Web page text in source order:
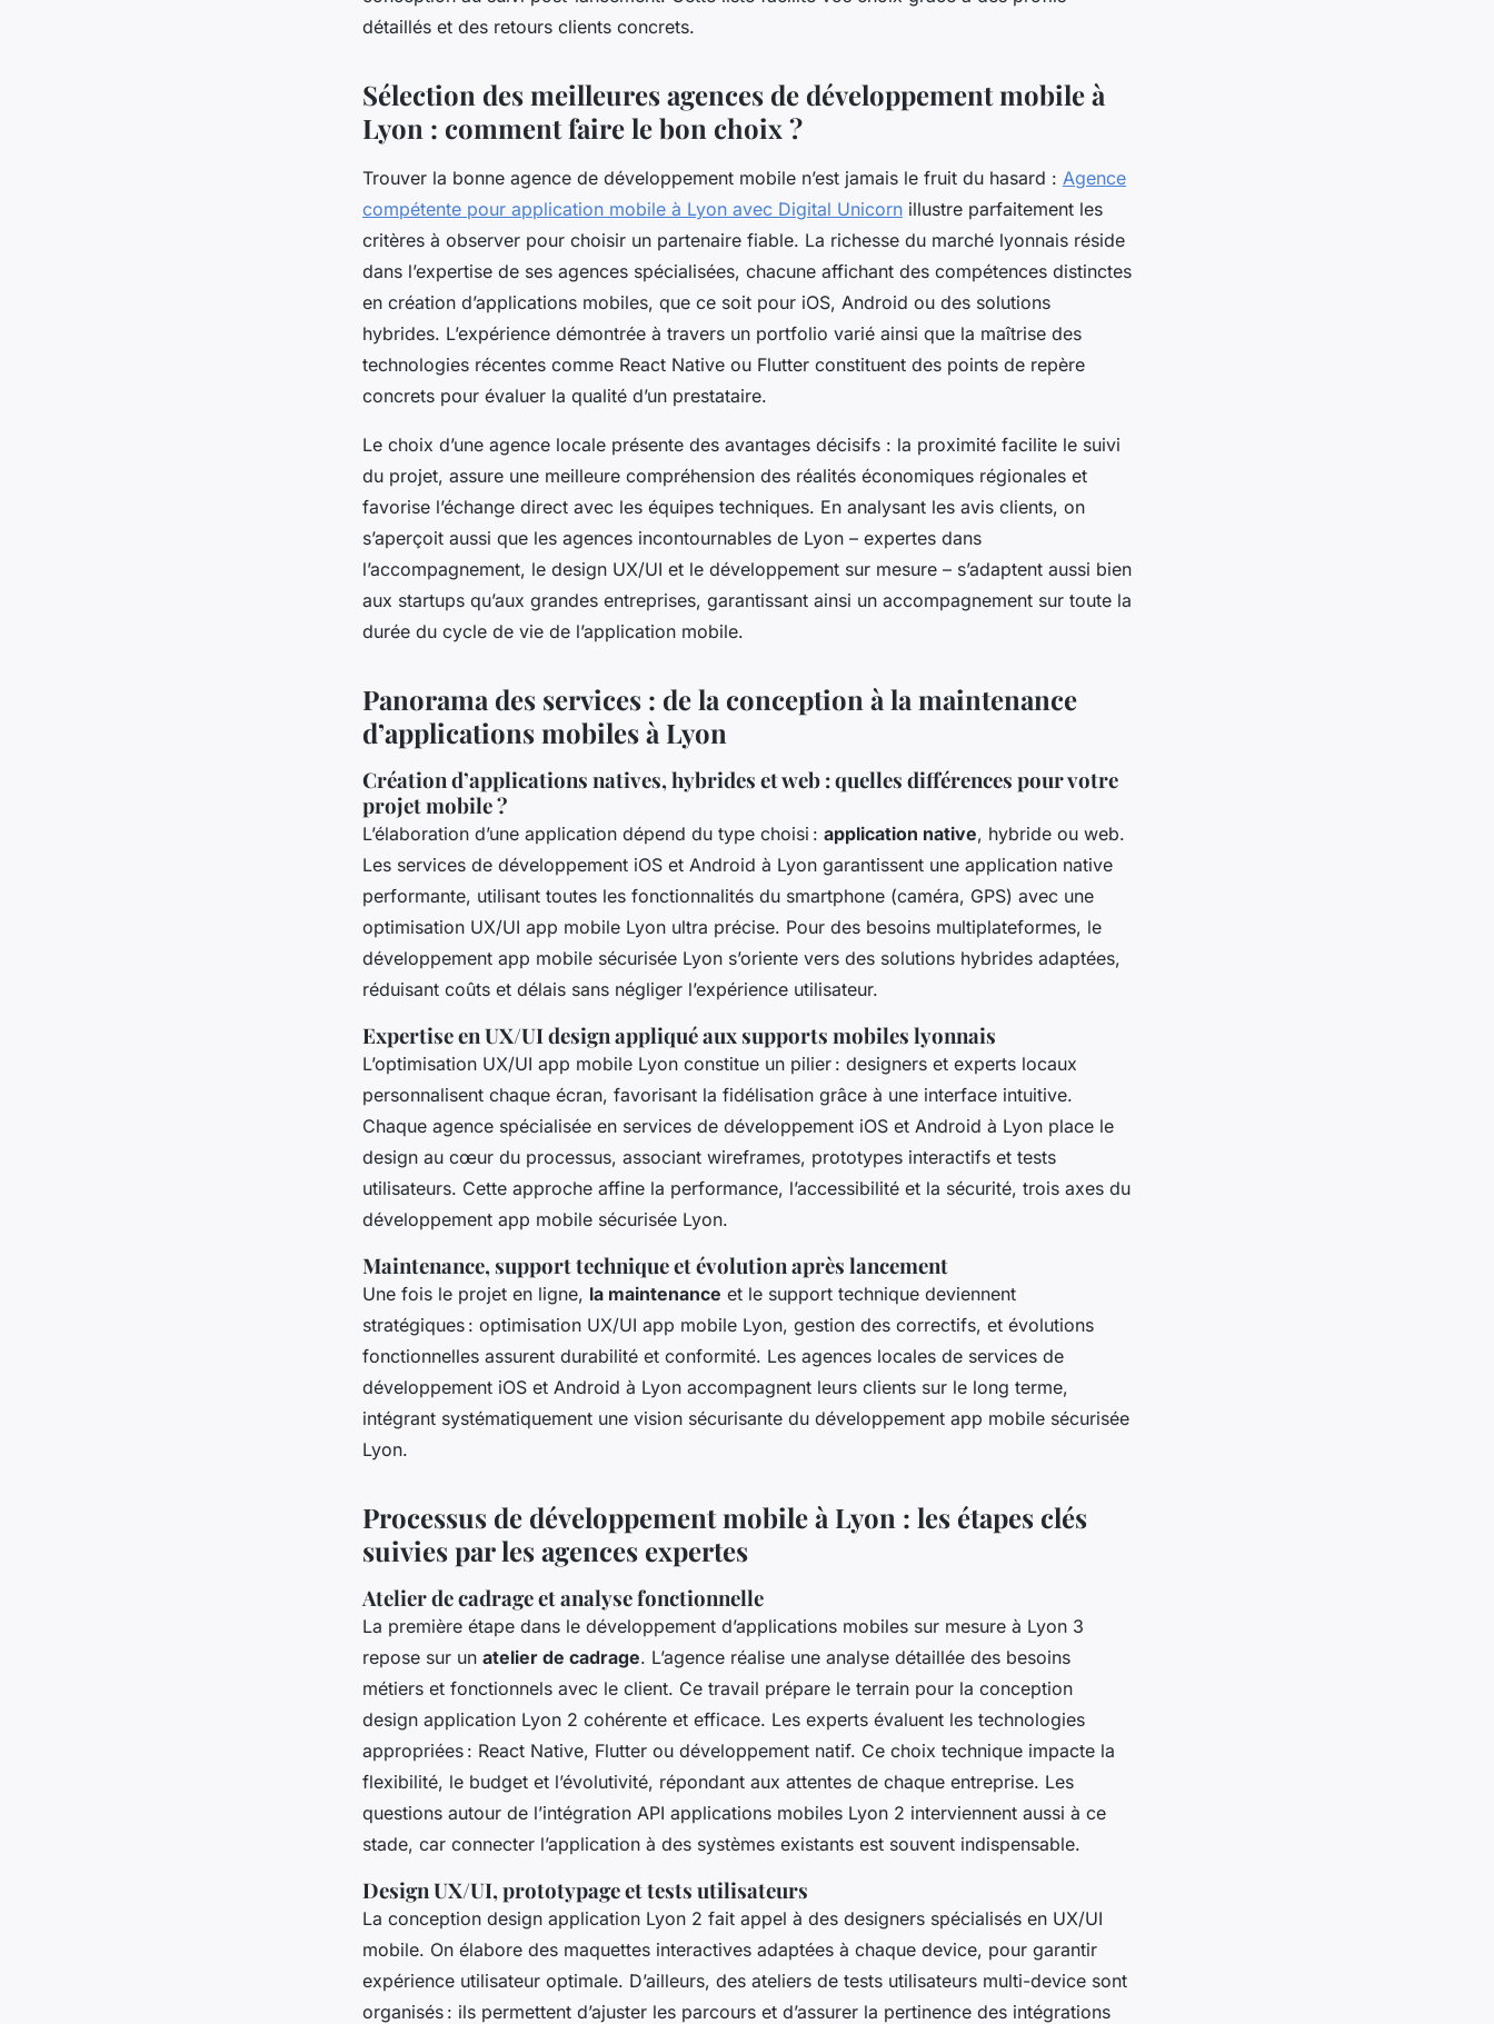
détaillés et des retours clients concrets.
Sélection des meilleures agences de développement mobile à
Lyon : comment faire le bon choix ?
Trouver la bonne agence de développement mobile n’est jamais le fruit du hasard : Agence
compétente pour application mobile à Lyon avec Digital Unicorn illustre parfaitement les
critères à observer pour choisir un partenaire fiable. La richesse du marché lyonnais réside
dans l’expertise de ses agences spécialisées, chacune affichant des compétences distinctes
en création d’applications mobiles, que ce soit pour iOS, Android ou des solutions
hybrides. L’expérience démontrée à travers un portfolio varié ainsi que la maîtrise des
technologies récentes comme React Native ou Flutter constituent des points de repère
concrets pour évaluer la qualité d’un prestataire.
Le choix d’une agence locale présente des avantages décisifs : la proximité facilite le suivi
du projet, assure une meilleure compréhension des réalités économiques régionales et
favorise l’échange direct avec les équipes techniques. En analysant les avis clients, on
s’aperçoit aussi que les agences incontournables de Lyon – expertes dans
l’accompagnement, le design UX/UI et le développement sur mesure – s’adaptent aussi bien
aux startups qu’aux grandes entreprises, garantissant ainsi un accompagnement sur toute la
durée du cycle de vie de l’application mobile.
Panorama des services : de la conception à la maintenance
d’applications mobiles à Lyon
Création d’applications natives, hybrides et web : quelles différences pour votre
projet mobile ?
L’élaboration d’une application dépend du type choisi : application native, hybride ou web.
Les services de développement iOS et Android à Lyon garantissent une application native
performante, utilisant toutes les fonctionnalités du smartphone (caméra, GPS) avec une
optimisation UX/UI app mobile Lyon ultra précise. Pour des besoins multiplateformes, le
développement app mobile sécurisée Lyon s’oriente vers des solutions hybrides adaptées,
réduisant coûts et délais sans négliger l’expérience utilisateur.
Expertise en UX/UI design appliqué aux supports mobiles lyonnais
L’optimisation UX/UI app mobile Lyon constitue un pilier : designers et experts locaux
personnalisent chaque écran, favorisant la fidélisation grâce à une interface intuitive.
Chaque agence spécialisée en services de développement iOS et Android à Lyon place le
design au cœur du processus, associant wireframes, prototypes interactifs et tests
utilisateurs. Cette approche affine la performance, l’accessibilité et la sécurité, trois axes du
développement app mobile sécurisée Lyon.
Maintenance, support technique et évolution après lancement
Une fois le projet en ligne, la maintenance et le support technique deviennent
stratégiques : optimisation UX/UI app mobile Lyon, gestion des correctifs, et évolutions
fonctionnelles assurent durabilité et conformité. Les agences locales de services de
développement iOS et Android à Lyon accompagnent leurs clients sur le long terme,
intégrant systématiquement une vision sécurisante du développement app mobile sécurisée
Lyon.
Processus de développement mobile à Lyon : les étapes clés
suivies par les agences expertes
Atelier de cadrage et analyse fonctionnelle
La première étape dans le développement d’applications mobiles sur mesure à Lyon 3
repose sur un atelier de cadrage. L’agence réalise une analyse détaillée des besoins
métiers et fonctionnels avec le client. Ce travail prépare le terrain pour la conception
design application Lyon 2 cohérente et efficace. Les experts évaluent les technologies
appropriées : React Native, Flutter ou développement natif. Ce choix technique impacte la
flexibilité, le budget et l’évolutivité, répondant aux attentes de chaque entreprise. Les
questions autour de l’intégration API applications mobiles Lyon 2 interviennent aussi à ce
stade, car connecter l’application à des systèmes existants est souvent indispensable.
Design UX/UI, prototypage et tests utilisateurs
La conception design application Lyon 2 fait appel à des designers spécialisés en UX/UI
mobile. On élabore des maquettes interactives adaptées à chaque device, pour garantir
expérience utilisateur optimale. D’ailleurs, des ateliers de tests utilisateurs multi-device sont
organisés : ils permettent d’ajuster les parcours et d’assurer la pertinence des intégrations